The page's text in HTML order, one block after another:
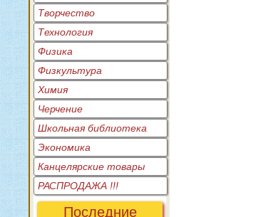
Творчество
Технология
Физика
Физкультура
Химия
Черчение
Школьная библиотека
Экономика
Канцелярские товары
РАСПРОДАЖА !!!
Последние